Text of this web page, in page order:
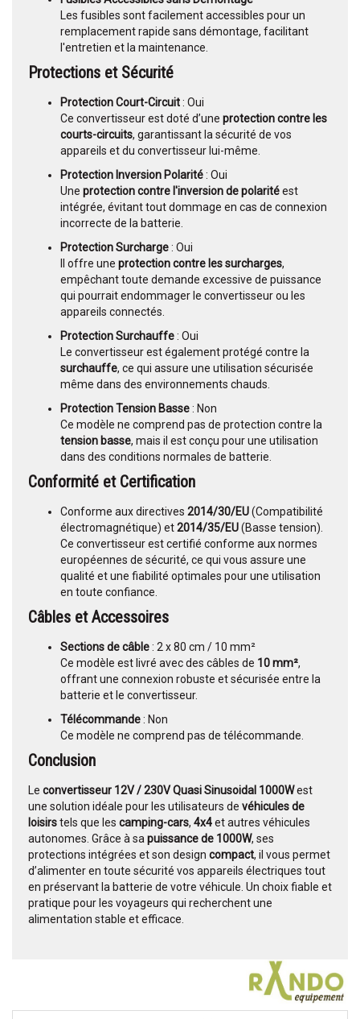
Les fusibles sont facilement accessibles pour un
remplacement rapide sans démontage, facilitant
l'entretien et la maintenance.
Protections et Sécurité
Protection Court-Circuit: Oui
Ce convertisseur est doté d’une protection contre les
courts-circuits, garantissant la sécurité de vos
appareils et du convertisseur lui-même.
Protection Inversion Polarité: Oui
Une protection contre l'inversion de polaritéest
intégrée, évitant tout dommage en cas de connexion
incorrecte de la batterie.
Protection Surcharge: Oui
Il offre une protection contre les surcharges,
empêchant toute demande excessive de puissance
qui pourrait endommager le convertisseur ou les
appareils connectés.
Protection Surchauffe: Oui
Le convertisseur est également protégé contre la
surchauffe, ce qui assure une utilisation sécurisée
même dans des environnements chauds.
Protection Tension Basse: Non
Ce modèle ne comprend pas de protection contre la
tension basse, mais il est conçu pour une utilisation
dans des conditions normales de batterie.
Conformité et Certification
Conforme aux directives 2014/30/EU(Compatibilité
électromagnétique) et2014/35/EU(Basse tension).
Ce convertisseur est certifié conforme aux normes
européennes de sécurité, ce qui vous assure une
qualité et une fiabilité optimales pour une utilisation
en toute confiance.
Câbles et Accessoires
Sections de câble: 2 x 80 cm / 10 mm²
Ce modèle est livré avec des câbles de 10 mm²,
offrant une connexion robuste et sécurisée entre la
batterie et le convertisseur.
Télécommande: Non
Ce modèle ne comprend pas de télécommande.
Conclusion
Le convertisseur 12V / 230V Quasi Sinusoidal 1000West
une solution idéale pour les utilisateurs de véhicules de
loisirstels que les camping-cars, 4x4et autres véhicules
autonomes. Grâce à sa puissance de 1000W, ses
protections intégrées et son design compact, il vous permet
d’alimenter en toute sécurité vos appareils électriques tout
en préservant la batterie de votre véhicule. Un choix fiable et
pratique pour les voyageurs qui recherchent une
alimentation stable et efficace.